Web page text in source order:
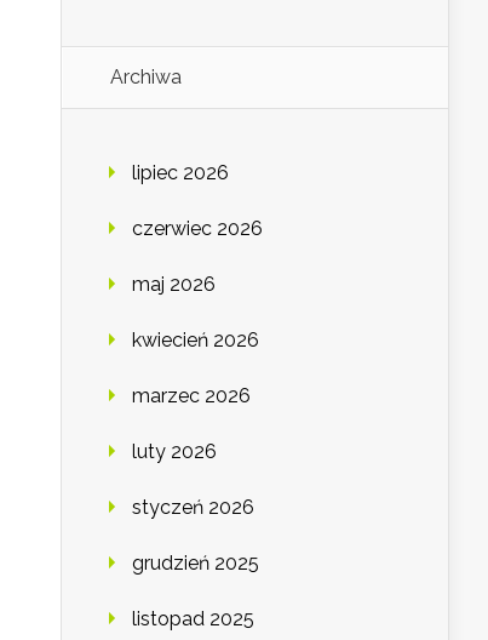
Archiwa
lipiec 2026
czerwiec 2026
maj 2026
kwiecień 2026
marzec 2026
luty 2026
styczeń 2026
grudzień 2025
listopad 2025